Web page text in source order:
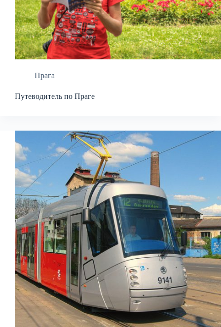
Прага
Путеводитель по Праге